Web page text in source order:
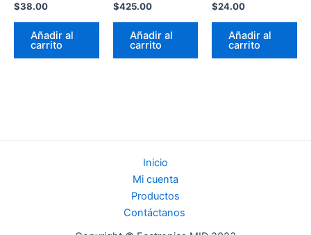
$38.00
Añadir al
carrito
$425.00
Añadir al
carrito
$24.00
Añadir al
carrito
Inicio
Mi cuenta
Productos
Contáctanos